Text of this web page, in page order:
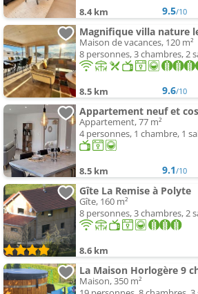
8.4 km 9.5/10
Magnifique villa nature
Maison de vacances, 120 m²
8 personnes, 3 chambres, 2
8.5 km 9.6/10
Appartement neuf et
Appartement, 77 m²
4 personnes, 1 chambre, 1
8.5 km 9.1/10
Gîte La Remise à Polyte
Gîte, 160 m²
8 personnes, 3 chambres, 2
8.6 km
Maison, 350 m²